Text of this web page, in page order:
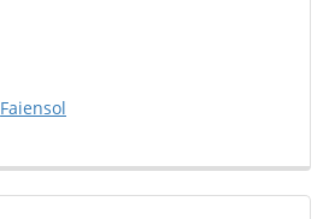
Faiensol